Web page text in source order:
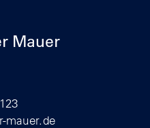
Mauer
mauer.de